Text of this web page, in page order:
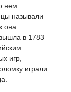
нем
называли
она
в 1783
игр,
играли